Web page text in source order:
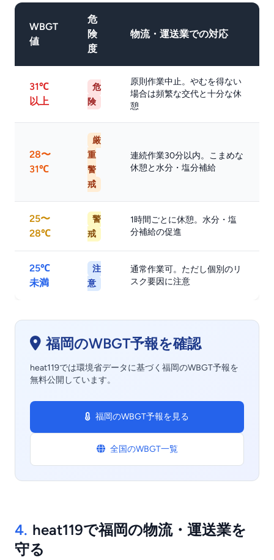
WBGT
値
危
険
度
物流・運送業での対応
31℃
以上
危
険
原則作業中止。やむを得ない
場合は頻繁な交代と十分な休
憩
28〜
31℃
厳
重
警
戒
連続作業30分以内。こまめな
休憩と水分・塩分補給
25〜
28℃
警
戒
1時間ごとに休憩。水分・塩
分補給の促進
25℃
未満
注
意
通常作業可。ただし個別のリ
スク要因に注意
福岡のWBGT予報を確認
heat119では環境省データに基づく福岡のWBGT予報を
無料公開しています。
福岡のWBGT予報を見る
全国のWBGT一覧
4. heat119で福岡の物流・運送業を
守る